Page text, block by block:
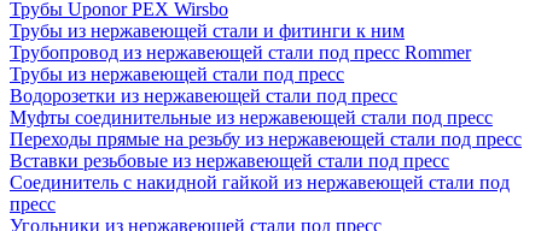
Трубы Uponor PEX Wirsbo
Трубы из нержавеющей стали и фитинги к ним
Трубопровод из нержавеющей стали под пресс Rommer
Трубы из нержавеющей стали под пресс
Водорозетки из нержавеющей стали под пресс
Муфты соединительные из нержавеющей стали под пресс
Переходы прямые на резьбу из нержавеющей стали под пресс
Вставки резьбовые из нержавеющей стали под пресс
Соединитель с накидной гайкой из нержавеющей стали под
пресс
Угольники из нержавеющей стали под пресс